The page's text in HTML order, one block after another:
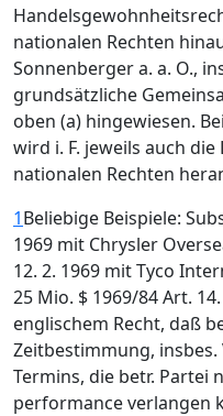
nationalen Rechten
Sonnenberger a. a. O.,
grundsätzliche
oben (a) hingewiesen.
wird i. F. jeweils auch
nationalen Rechten
1Beliebige Beispiele:
1969 mit Chrysler
12. 2. 1969 mit Tyco
25 Mio. $ 1969/84 Art.
englischem Recht, daß
Zeitbestimmung,
Termins, die betr. Partei
performance verlangen